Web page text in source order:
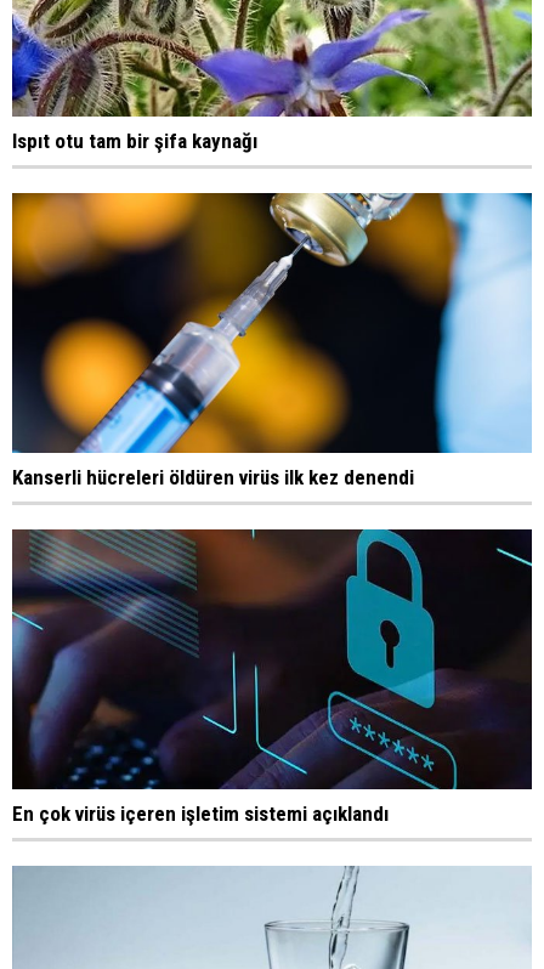
Ispıt otu tam bir şifa kaynağı
Kanserli hücreleri öldüren virüs ilk kez denendi
En çok virüs içeren işletim sistemi açıklandı